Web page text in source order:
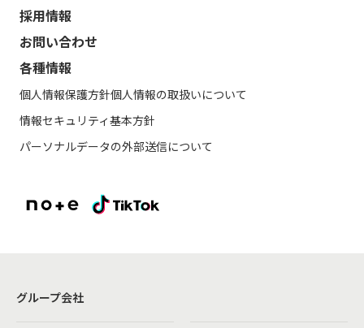
採用情報
お問い合わせ
各種情報
個人情報保護方針個人情報の取扱いについて
情報セキュリティ基本方針
パーソナルデータの外部送信について
グループ会社